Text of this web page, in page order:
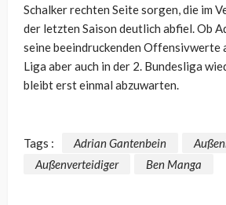
Schalker rechten Seite sorgen, die im
der letzten Saison deutlich abfiel. Ob
seine beeindruckenden Offensivwerte
Liga aber auch in der 2. Bundesliga
bleibt erst einmal abzuwarten.
Tags : Adrian Gantenbein
Außenverteidiger
Ben Manga